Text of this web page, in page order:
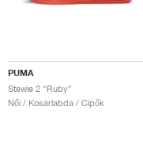
PUMA
Stewie 2 "Ruby"
Női / Kosárlabda / Cipők